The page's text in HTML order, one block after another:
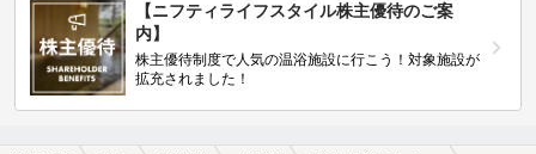
【ニフティライフスタイル株主優待のご案
内】
株主優待制度で人気の温浴施設に行こう！対象施設が
拡充されました！